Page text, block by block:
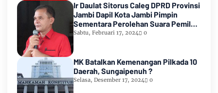
Ir Daulat Sitorus Caleg DPRD Provinsi
Jambi Dapil Kota Jambi Pimpin
Sementara Perolehan Suara Pemilu
2024
Sabtu, Februari 17, 2024 0
MK Batalkan Kemenangan Pilkada 10
Daerah, Sungaipenuh ?
Selasa, Desember 17, 2024 0